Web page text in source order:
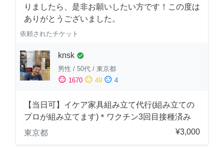
りましたら、是非お願いしたい方です！この度は
ありがとうございました。
依頼されたチケット
knsk check_circle
男性 / 50代 / 東京都
sentiment_satisfied 1670 sentiment_neutral 49 sentiment_dissatisfied 4
【当日可】イケア家具組み立て代行(組み立ての
プロが組み立てます)＊ワクチン3回目接種済み
東京都
¥3,000